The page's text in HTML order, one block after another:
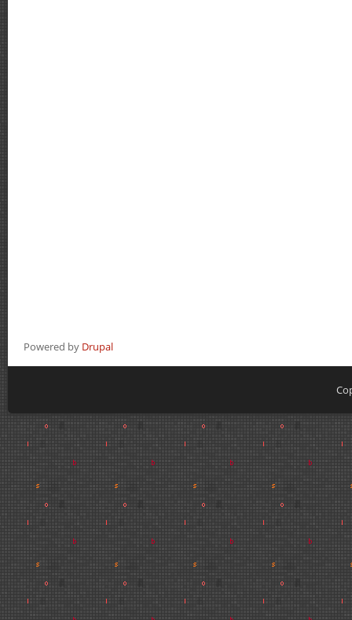
Powered by Drupal